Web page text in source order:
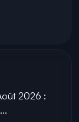
2026 :